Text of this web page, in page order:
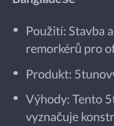
Použití: Stavba
remorkérů pro
Produkt:
Výhody: Tento
vyznačuje